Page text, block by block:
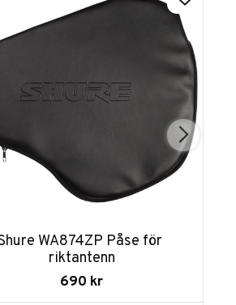
WA874ZP Påse för
riktantenn
690 kr